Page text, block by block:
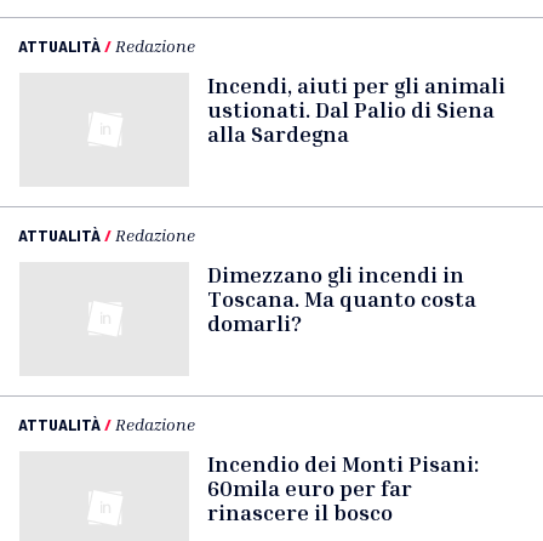
ATTUALITÀ/ Redazione
Incendi, aiuti per gli animali
ustionati. Dal Palio di Siena
alla Sardegna
ATTUALITÀ/ Redazione
Dimezzano gli incendi in
Toscana. Ma quanto costa
domarli?
ATTUALITÀ/ Redazione
Incendio dei Monti Pisani:
60mila euro per far
rinascere il bosco